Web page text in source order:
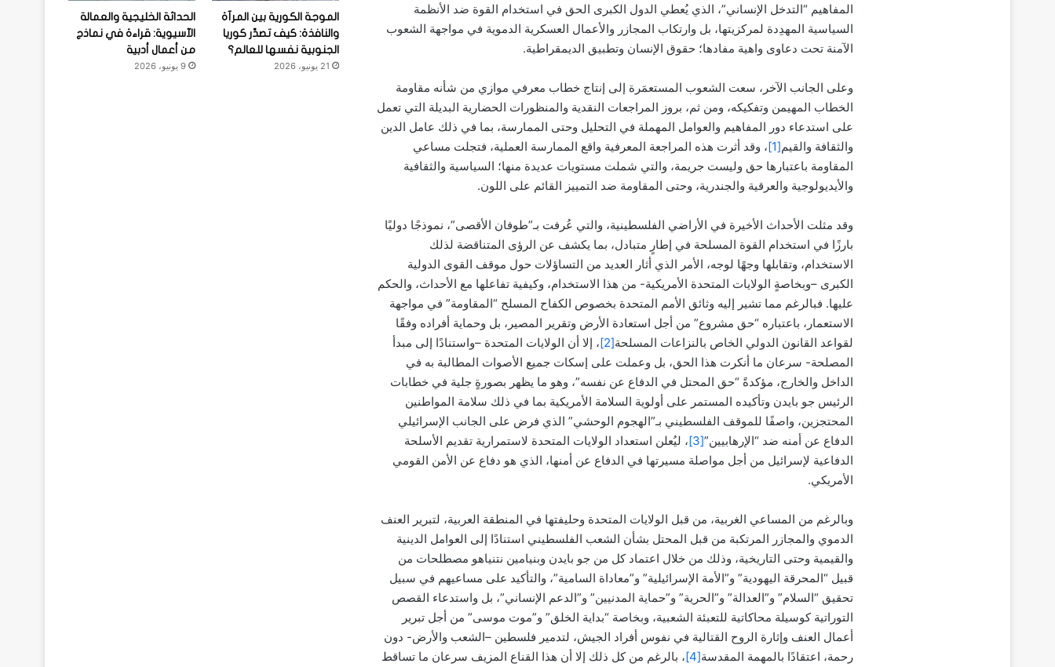
المفاهيم “التدخل الإنساني”، الذي يُعطي الدول الكبرى الحق في استخدام القوة ضد الأنظمة
السياسية المهدِدة لمركزيتها، بل وارتكاب المجازر والأعمال العسكرية الدموية في مواجهة الشعوب
الآمنة تحت دعاوى واهية مفادها؛ حقوق الإنسان وتطبيق الديمقراطية.
وعلى الجانب الآخر، سعت الشعوب المستعمَرة إلى إنتاج خطاب معرفي موازي من شأنه مقاومة
الخطاب المهيمن وتفكيكه، ومن ثم، بروز المراجعات النقدية والمنظورات الحضارية البديلة التي تعمل
على استدعاء دور المفاهيم والعوامل المهملة في التحليل وحتى الممارسة، بما في ذلك عامل الدين
والثقافة والقيم[1]
، وقد أثرت هذه المراجعة المعرفية واقع الممارسة العملية، فتجلت مساعي
المقاومة باعتبارها حق وليست جريمة، والتي شملت مستويات عديدة منها؛ السياسية والثقافية
والأيديولوجية والعرقية والجندرية، وحتى المقاومة ضد التمييز القائم على اللون.
وقد مثلت الأحداث الأخيرة في الأراضي الفلسطينية، والتي عُرفت بـ”طوفان الأقصى”، نموذجًا دوليًا
بارزًا في استخدام القوة المسلحة في إطارٍ متبادل، بما يكشف عن الرؤى المتناقضة لذلك
الاستخدام، وتقابلها وجهًا لوجه، الأمر الذي أثار العديد من التساؤلات حول موقف القوى الدولية
الكبرى –وبخاصةٍ الولايات المتحدة الأمريكية- من هذا الاستخدام، وكيفية تفاعلها مع الأحداث، والحكم
عليها. فبالرغم مما تشير إليه وثائق الأمم المتحدة بخصوص الكفاح المسلح “المقاومة” في مواجهة
الاستعمار، باعتباره “حق مشروع” من أجل استعادة الأرض وتقرير المصير، بل وحماية أفراده وفقًا
لقواعد القانون الدولي الخاص بالنزاعات المسلحة[2]
، إلا أن الولايات المتحدة –واستنادًا إلى مبدأ
المصلحة- سرعان ما أنكرت هذا الحق، بل وعملت على إسكات جميع الأصوات المطالبة به في
الداخل والخارج، مؤكدةً “حق المحتل في الدفاع عن نفسه”، وهو ما يظهر بصورةٍ جلية في خطابات
الرئيس جو بايدن وتأكيده المستمر على أولوية السلامة الأمريكية بما في ذلك سلامة المواطنين
المحتجزين، واصفًا للموقف الفلسطيني بـ”الهجوم الوحشي” الذي فرض على الجانب الإسرائيلي
الدفاع عن أمنه ضد “الإرهابيين”[3]
، ليُعلن استعداد الولايات المتحدة لاستمرارية تقديم الأسلحة
الدفاعية لإسرائيل من أجل مواصلة مسيرتها في الدفاع عن أمنها، الذي هو دفاع عن الأمن القومي
الأمريكي.
وبالرغم من المساعي الغربية، من قبل الولايات المتحدة وحليفتها في المنطقة العربية، لتبرير العنف
الدموي والمجازر المرتكبة من قبل المحتل بشأن الشعب الفلسطيني استنادًا إلى العوامل الدينية
والقيمية وحتى التاريخية، وذلك من خلال اعتماد كل من جو بايدن وبنيامين نتنياهو مصطلحات من
قبيل “المحرقة اليهودية” و”الأمة الإسرائيلية” و”معاداة السامية”، والتأكيد على مساعيهم في سبيل
تحقيق “السلام” و”العدالة” و”الحرية” و”حماية المدنيين” و”الدعم الإنساني”، بل واستدعاء القصص
التوراتية كوسيلة محاكاتية للتعبئة الشعبية، وبخاصة “بداية الخلق” و”موت موسى” من أجل تبرير
أعمال العنف وإثارة الروح القتالية في نفوس أفراد الجيش، لتدمير فلسطين –الشعب والأرض- دون
رحمة، اعتقادًا بالمهمة المقدسة[4]
، بالرغم من كل ذلك إلا أن هذا القناع المزيف سرعان ما تساقط
الموجة الكورية بين المرآة
والنافذة: كيف تصدِّر كوريا
الجنوبية نفسها للعالم؟
21 يونيو، 2026
الحداثة الخليجية والعمالة
الآسيوية: قراءة في نماذج
من أعمال أدبية
9 يونيو، 2026